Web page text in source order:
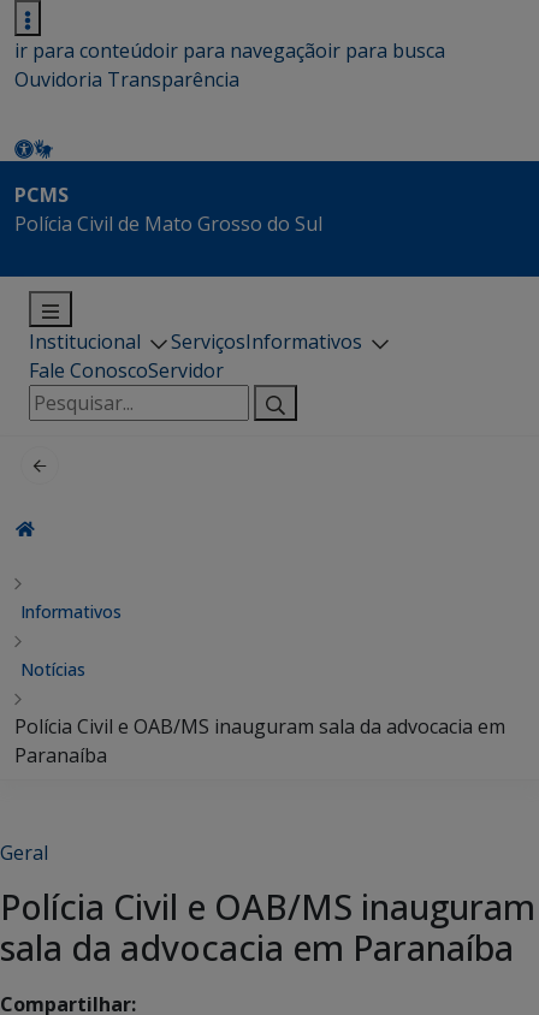
ir para conteúdoir para navegaçãoir para busca
Ouvidoria Transparência
PCMS
Polícia Civil de Mato Grosso do Sul
Institucional ServiçosInformativos
Fale ConoscoServidor
Pesquisar
por:
Informativos
Notícias
Polícia Civil e OAB/MS inauguram sala da advocacia em
Paranaíba
Geral
Polícia Civil e OAB/MS inauguram
sala da advocacia em Paranaíba
Compartilhar: